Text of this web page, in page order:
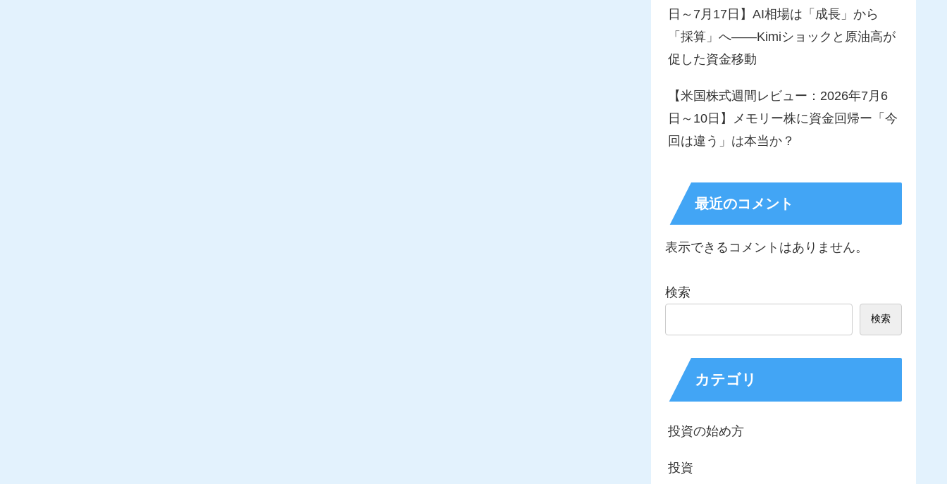
日～7月17日】AI相場は「成長」から
「採算」へ――Kimiショックと原油高が
促した資金移動
【米国株式週間レビュー：2026年7月6
日～10日】メモリー株に資金回帰ー「今
回は違う」は本当か？
最近のコメント
表示できるコメントはありません。
検索
検索
カテゴリ
投資の始め方
投資